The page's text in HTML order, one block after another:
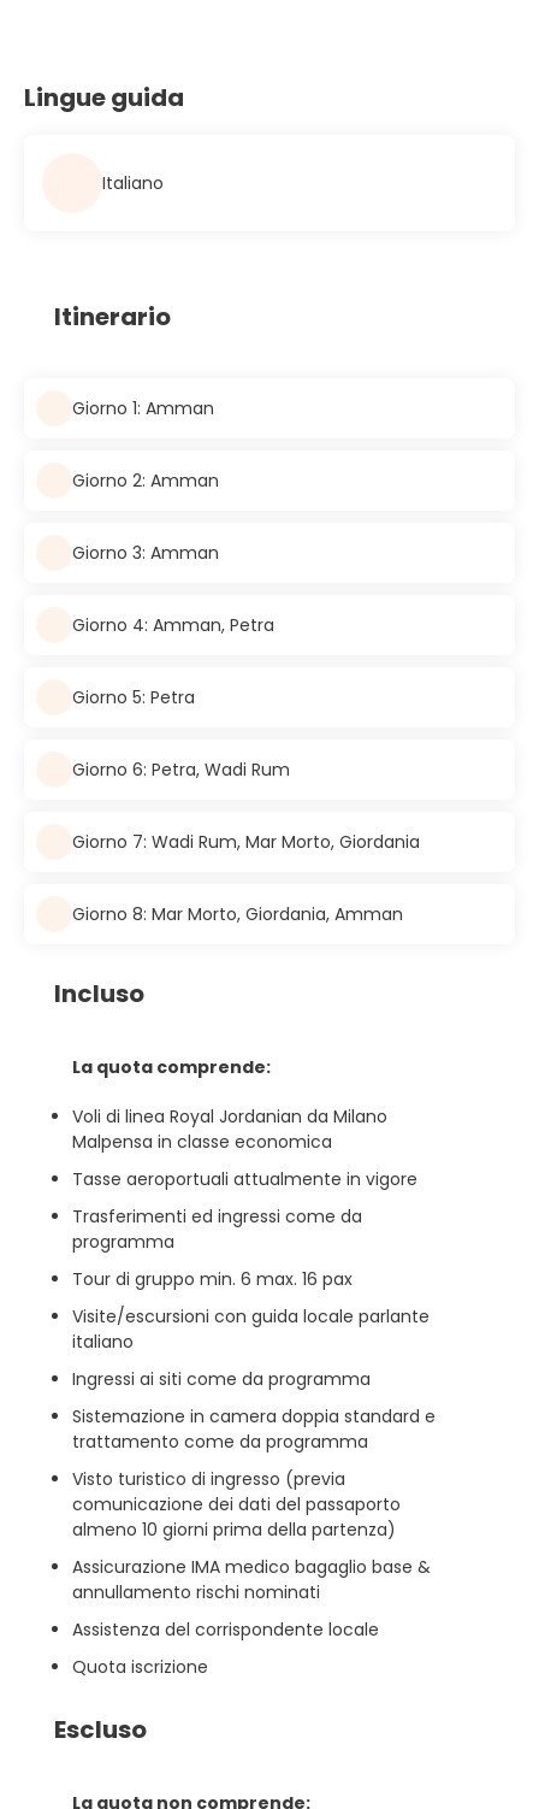
Lingue guida
Italiano
Itinerario
Giorno 1: Amman
Giorno 2: Amman
Giorno 3: Amman
Giorno 4: Amman, Petra
Giorno 5: Petra
Giorno 6: Petra, Wadi Rum
Giorno 7: Wadi Rum, Mar Morto, Giordania
Giorno 8: Mar Morto, Giordania, Amman
Incluso
La quota comprende:
Voli di linea Royal Jordanian da Milano
Malpensa in classe economica
Tasse aeroportuali attualmente in vigore
Trasferimenti ed ingressi come da
programma
Tour di gruppo min. 6 max. 16 pax
Visite/escursioni con guida locale parlante
italiano
Ingressi ai siti come da programma
Sistemazione in camera doppia standard e
trattamento come da programma
Visto turistico di ingresso (previa
comunicazione dei dati del passaporto
almeno 10 giorni prima della partenza)
Assicurazione IMA medico bagaglio base &
annullamento rischi nominati
Assistenza del corrispondente locale
Quota iscrizione
Escluso
La quota non comprende: